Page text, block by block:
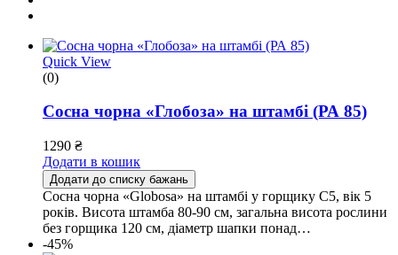
Quick View
(0)
Сосна чорна «Глобоза» на штамбі (РА 85)
1290 ₴
Додати в кошик
Додати до списку бажань
Сосна чорна «Globosa» на штамбі у горщику С5, вік 5
років. Висота штамба 80-90 см, загальна висота рослини
без горщика 120 см, діаметр шапки понад…
-45%